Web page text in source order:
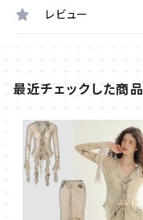
レビュー
最近チェックした商品